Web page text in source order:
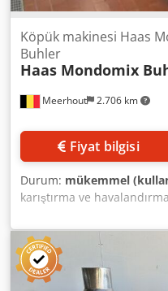
Meerhout 2.706 km
Köpük makinesi Haas
Buhler
Haas Mondomix
Fiyat bilgisi
Durum: mükemmel
karıştırma ve
2013, sürekli havalandırıcı
aşamalı boşluklu pompa
tesisatı, fırıncılık ve
pandispanyalar,
fazlası için gazlı